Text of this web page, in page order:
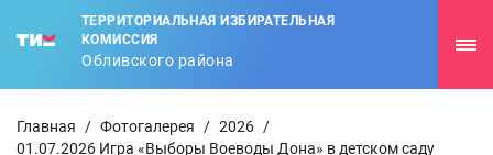
ТЕРРИТОРИАЛЬНАЯ ИЗБИРАТЕЛЬНАЯ
КОМИССИЯ
Обливского района
Главная / Фотогалерея / 2026 /
01.07.2026 Игра «Выборы Воеводы Дона» в детском саду